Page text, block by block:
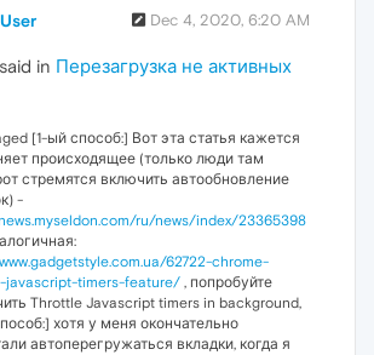
Dec 4, 2020, 6:20 AM
in Перезагрузка не активных
[1-ый способ:] Вот эта статья кажется
происходящее (только люди там
стремятся включить автообновление
-
ru/news/index/23365398
62722-chrome-
javascript-timers-feature/ , попробуйте
Throttle Javascript timers in background,
хотя у меня окончательно
автоперегружаться вкладки, когда я